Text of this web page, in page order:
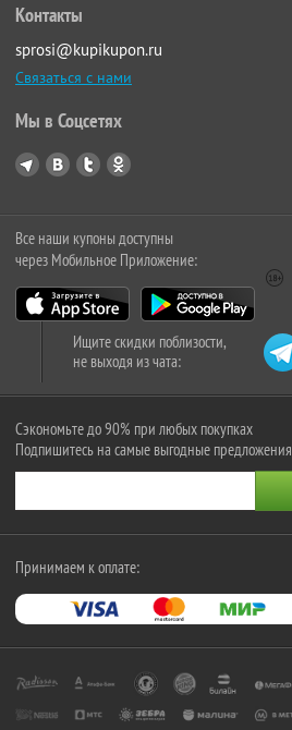
Контакты
sprosi@kupikupon.ru
Связаться с нами
Мы в Соцсетях
Все наши купоны доступны
через Мобильное Приложение:
Ищите скидки поблизости,
не выходя из чата:
Сэкономьте до 90% при любых покупках
Подпишитесь на самые выгодные предложения
Принимаем к оплате: